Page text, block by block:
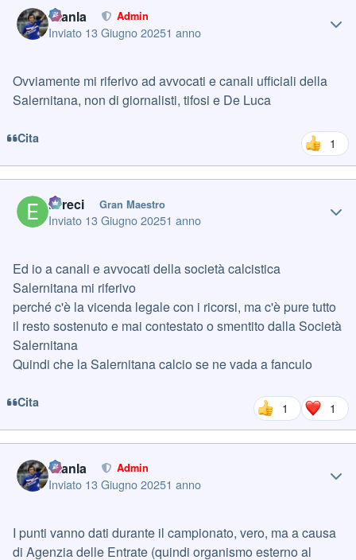
Gianla Admin
Inviato 13 Giugno 20251 anno
Ovviamente mi riferivo ad avvocati e canali ufficiali della
Salernitana, non di giornalisti, tifosi e De Luca
Cita 1
Erreci Gran Maestro
Inviato 13 Giugno 20251 anno
Ed io a canali e avvocati della società calcistica
Salernitana mi riferivo
perché c'è la vicenda legale con i ricorsi, ma c'è pure tutto
il resto sostenuto e mai contestato o smentito dalla Società
Salernitana
Quindi che la Salernitana calcio se ne vada a fanculo
Cita 1 1
Gianla Admin
Inviato 13 Giugno 20251 anno
I punti vanno dati durante il campionato, vero, ma a causa
di Agenzia delle Entrate (quindi organismo esterno al